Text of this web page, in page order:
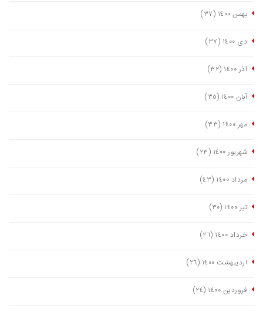
بهمن ١٤٠٠ (٣٧)
دی ١٤٠٠ (٣٧)
آذر ١٤٠٠ (٣٢)
آبان ١٤٠٠ (٣٥)
مهر ١٤٠٠ (٣٣)
شهریور ١٤٠٠ (٢٣)
مرداد ١٤٠٠ (٤٣)
تیر ١٤٠٠ (٣٠)
خرداد ١٤٠٠ (٢٦)
اردیبهشت ١٤٠٠ (٢٦)
فروردین ١٤٠٠ (٢٤)